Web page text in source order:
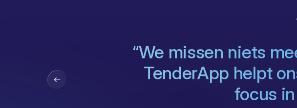
“We missen niets
TenderApp helpt
focus